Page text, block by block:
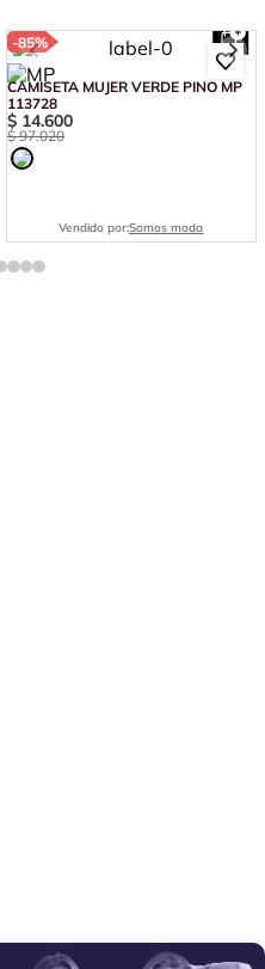
-85%
CAMISETA MUJER VERDE PINO MP
113728
$ 14.600
$ 97.020
Vendido por:Somos moda